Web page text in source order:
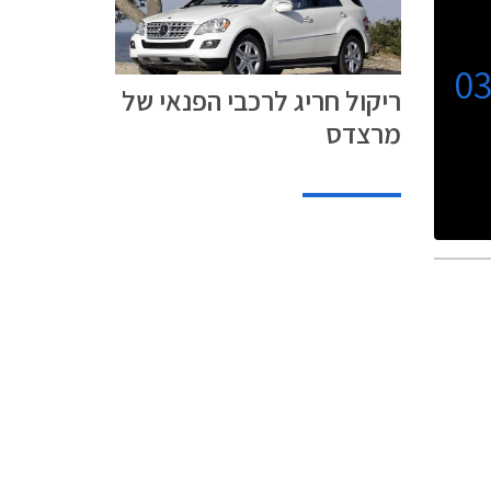
ריקול חריג לרכבי הפנאי של
מרצדס